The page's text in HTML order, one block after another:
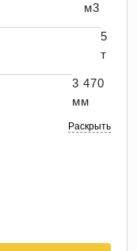
м3
5
т
3 470
мм
Раскрыть